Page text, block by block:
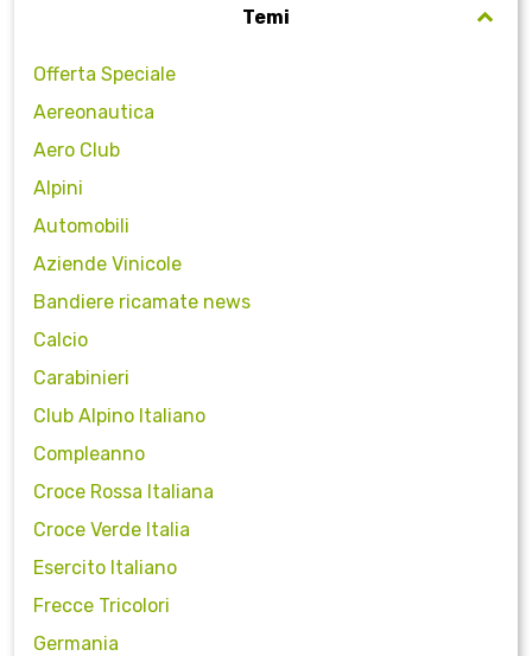
Temi
Offerta Speciale
Aereonautica
Aero Club
Alpini
Automobili
Aziende Vinicole
Bandiere ricamate news
Calcio
Carabinieri
Club Alpino Italiano
Compleanno
Croce Rossa Italiana
Croce Verde Italia
Esercito Italiano
Frecce Tricolori
Germania